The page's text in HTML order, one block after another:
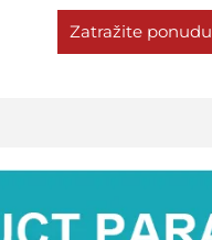
Zatražite ponudu